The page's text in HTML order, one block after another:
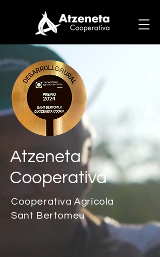
Atzeneta
Cooperativa
Cooperativa Agrícola
Sant Bertomeu